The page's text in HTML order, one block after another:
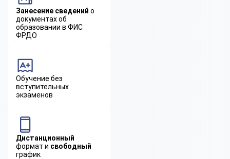
Занесение сведений о
документах об
образовании в ФИС
ФРДО
Обучение без
вступительных
экзаменов
Дистанционный
формат и свободный
график